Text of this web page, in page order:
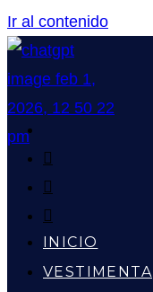
Ir al contenido
INICIO
VESTIMENTA